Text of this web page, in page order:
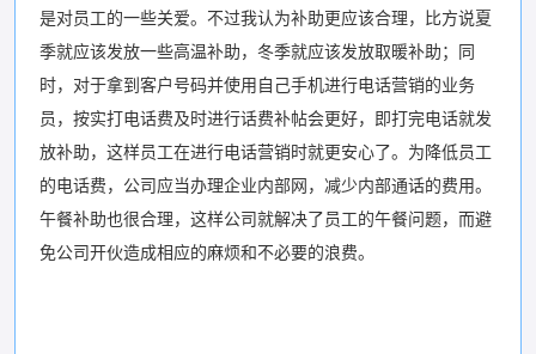
是对员工的一些关爱。不过我认为补助更应该合理，比方说夏
季就应该发放一些高温补助，冬季就应该发放取暖补助；同
时，对于拿到客户号码并使用自己手机进行电话营销的业务
员，按实打电话费及时进行话费补帖会更好，即打完电话就发
放补助，这样员工在进行电话营销时就更安心了。为降低员工
的电话费，公司应当办理企业内部网，减少内部通话的费用。
午餐补助也很合理，这样公司就解决了员工的午餐问题，而避
免公司开伙造成相应的麻烦和不必要的浪费。